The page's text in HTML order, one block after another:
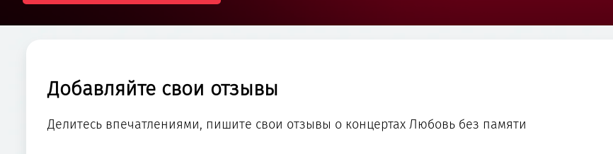
Добавляйте свои отзывы
Делитесь впечатлениями, пишите свои отзывы о концертах Любовь без памяти